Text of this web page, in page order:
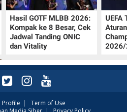
Hasil GOTF MLBB 2026:
Kompak ke 8 Besar, Cek
Jadwal Tanding ONIC
dan Vitality
UEFA
2026/
Profile | Term of Use